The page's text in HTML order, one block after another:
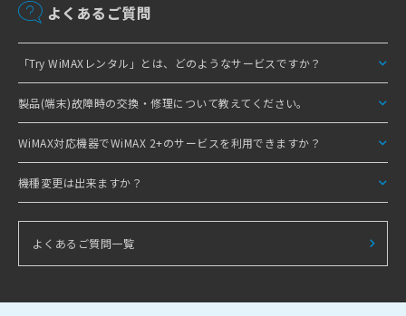
よくあるご質問
「Try WiMAXレンタル」とは、どのようなサービスですか？
製品(端末)故障時の交換・修理について教えてください。
WiMAX対応機器でWiMAX 2+のサービスを利用できますか？
機種変更は出来ますか？
よくあるご質問一覧